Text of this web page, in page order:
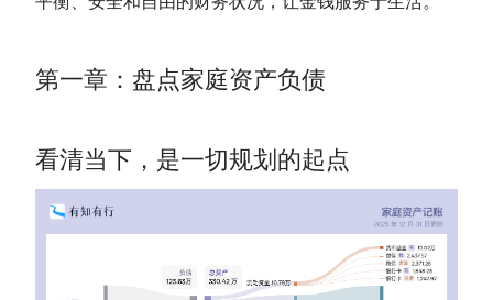
第一章：盘点家庭资产负债
看清当下，是一切规划的起点